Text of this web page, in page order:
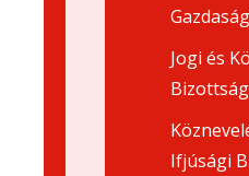
Jogi és
Bizottság
Ifjúsági